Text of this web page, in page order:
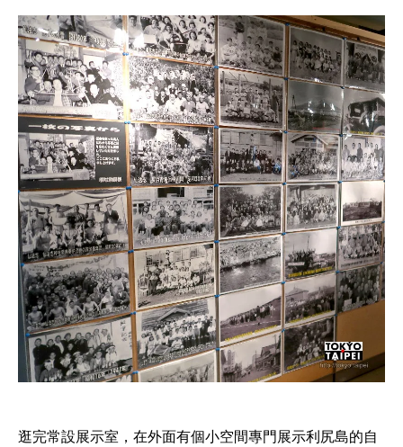
逛完常設展示室，在外面有個小空間專門展示利尻島的自